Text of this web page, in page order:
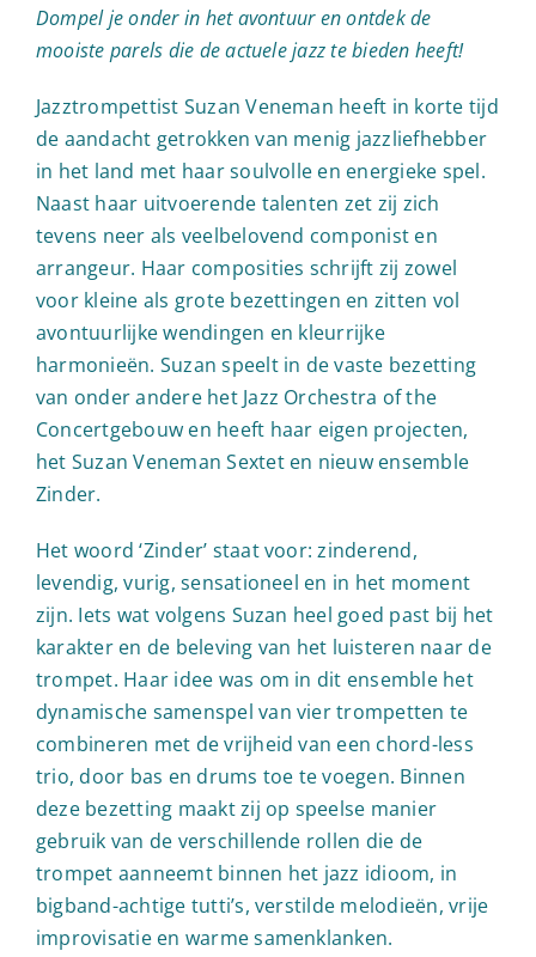
Dompel je onder in het avontuur en ontdek de
mooiste parels die de actuele jazz te bieden heeft!
Jazztrompettist Suzan Veneman heeft in korte tijd
de aandacht getrokken van menig jazzliefhebber
in het land met haar soulvolle en energieke spel.
Naast haar uitvoerende talenten zet zij zich
tevens neer als veelbelovend componist en
arrangeur. Haar composities schrijft zij zowel
voor kleine als grote bezettingen en zitten vol
avontuurlijke wendingen en kleurrijke
harmonieën. Suzan speelt in de vaste bezetting
van onder andere het Jazz Orchestra of the
Concertgebouw en heeft haar eigen projecten,
het Suzan Veneman Sextet en nieuw ensemble
Zinder.
Het woord ‘Zinder’ staat voor: zinderend,
levendig, vurig, sensationeel en in het moment
zijn. Iets wat volgens Suzan heel goed past bij het
karakter en de beleving van het luisteren naar de
trompet. Haar idee was om in dit ensemble het
dynamische samenspel van vier trompetten te
combineren met de vrijheid van een chord-less
trio, door bas en drums toe te voegen. Binnen
deze bezetting maakt zij op speelse manier
gebruik van de verschillende rollen die de
trompet aanneemt binnen het jazz idioom, in
bigband-achtige tutti’s, verstilde melodieën, vrije
improvisatie en warme samenklanken.